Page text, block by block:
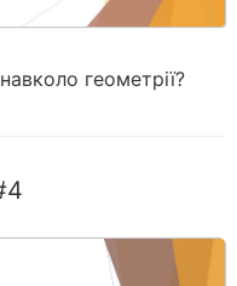
геометрії?